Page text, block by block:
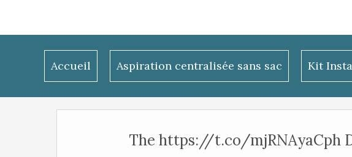
Accueil Aspiration centralisée sans sac Kit
The https://t.co/mjRNAyaCph